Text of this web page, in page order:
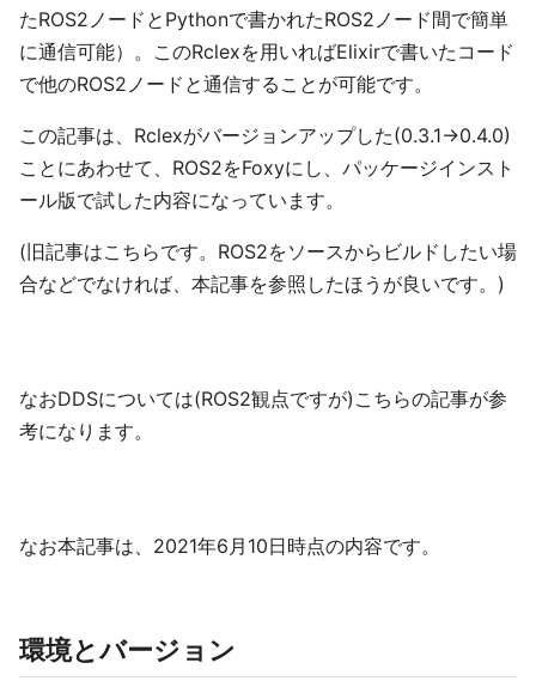
たROS2ノードとPythonで書かれたROS2ノード間で簡単
に通信可能）。このRclexを用いればElixirで書いたコード
で他のROS2ノードと通信することが可能です。
この記事は、Rclexがバージョンアップした(0.3.1->0.4.0)
ことにあわせて、ROS2をFoxyにし、パッケージインスト
ール版で試した内容になっています。
(旧記事はこちらです。ROS2をソースからビルドしたい場
合などでなければ、本記事を参照したほうが良いです。)
なおDDSについては(ROS2観点ですが)こちらの記事が参
考になります。
なお本記事は、2021年6月10日時点の内容です。
環境とバージョン